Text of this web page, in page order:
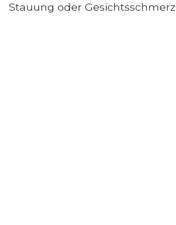
Stauung oder